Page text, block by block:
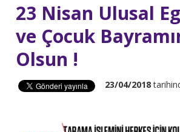
23 Nisan Ulusal
ve Çocuk
Olsun !
23/04/2018